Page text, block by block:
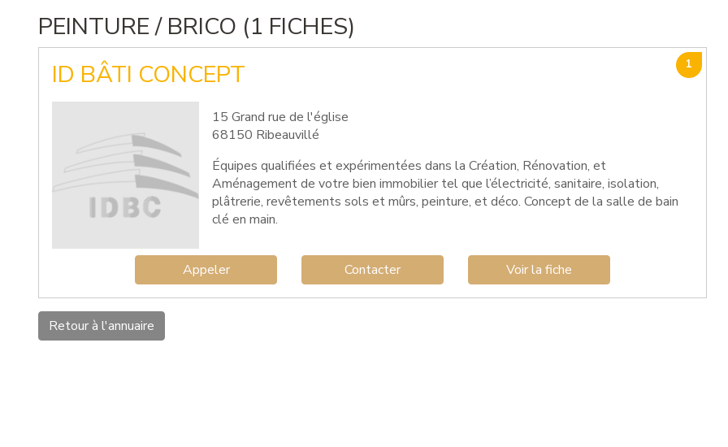
PEINTURE / BRICO (1 FICHES)
ID BÂTI CONCEPT
15 Grand rue de l'église
68150 Ribeauvillé
Équipes qualifiées et expérimentées dans la Création, Rénovation, et
Aménagement de votre bien immobilier tel que l’électricité, sanitaire, isolation,
plâtrerie, revêtements sols et mûrs, peinture, et déco. Concept de la salle de bain
clé en main.
Appeler Contacter Voir la fiche
1
Retour à l'annuaire